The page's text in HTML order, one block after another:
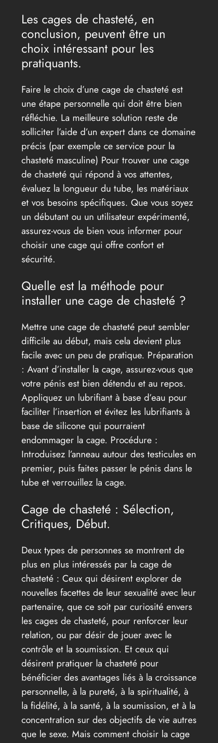
Les cages de chasteté, en
conclusion, peuvent être un
choix intéressant pour les
pratiquants.
Faire le choix d’une cage de chasteté est
une étape personnelle qui doit être bien
réfléchie. La meilleure solution reste de
solliciter l’aide d’un expert dans ce domaine
précis (par exemple ce service pour la
chasteté masculine) Pour trouver une cage
de chasteté qui répond à vos attentes,
évaluez la longueur du tube, les matériaux
et vos besoins spécifiques. Que vous soyez
un débutant ou un utilisateur expérimenté,
assurez-vous de bien vous informer pour
choisir une cage qui offre confort et
sécurité.
Quelle est la méthode pour
installer une cage de chasteté ?
Mettre une cage de chasteté peut sembler
difficile au début, mais cela devient plus
facile avec un peu de pratique. Préparation
: Avant d’installer la cage, assurez-vous que
votre pénis est bien détendu et au repos.
Appliquez un lubrifiant à base d’eau pour
faciliter l’insertion et évitez les lubrifiants à
base de silicone qui pourraient
endommager la cage. Procédure :
Introduisez l’anneau autour des testicules en
premier, puis faites passer le pénis dans le
tube et verrouillez la cage.
Cage de chasteté : Sélection,
Critiques, Début.
Deux types de personnes se montrent de
plus en plus intéressés par la cage de
chasteté : Ceux qui désirent explorer de
nouvelles facettes de leur sexualité avec leur
partenaire, que ce soit par curiosité envers
les cages de chasteté, pour renforcer leur
relation, ou par désir de jouer avec le
contrôle et la soumission. Et ceux qui
désirent pratiquer la chasteté pour
bénéficier des avantages liés à la croissance
personnelle, à la pureté, à la spiritualité, à
la fidélité, à la santé, à la soumission, et à la
concentration sur des objectifs de vie autres
que le sexe. Mais comment choisir la cage